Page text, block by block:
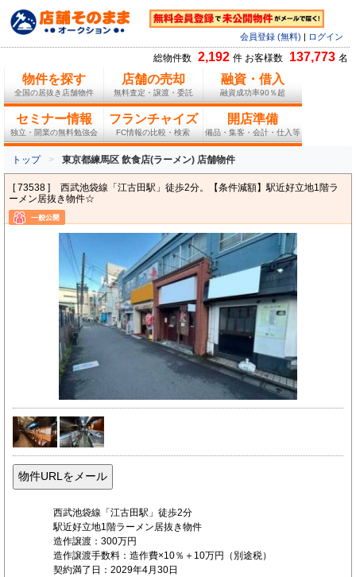
会員登録 (無料) ログイン
総物件数 2,192 件 お客様数 137,773 名
物件を探す
全国の居抜き店舗物件
店舗の売却
無料査定・譲渡・委託
融資・借入
融資成功率90％超
セミナー情報
独立・開業の無料勉強会
フランチャイズ
FC情報の比較・検索
開店準備
備品・集客・会計・仕入等
トップ 東京都練馬区 飲食店(ラーメン) 店舗物件
[ 73538 ]
西武池袋線「江古田駅」徒歩2分。【条件減額】駅近好立地1階ラ
ーメン居抜き物件☆
西武池袋線「江古田駅」徒歩2分
駅近好立地1階ラーメン居抜き物件
造作譲渡：300万円
造作譲渡手数料：造作費×10％＋10万円（別途税）
契約満了日：2029年4月30日